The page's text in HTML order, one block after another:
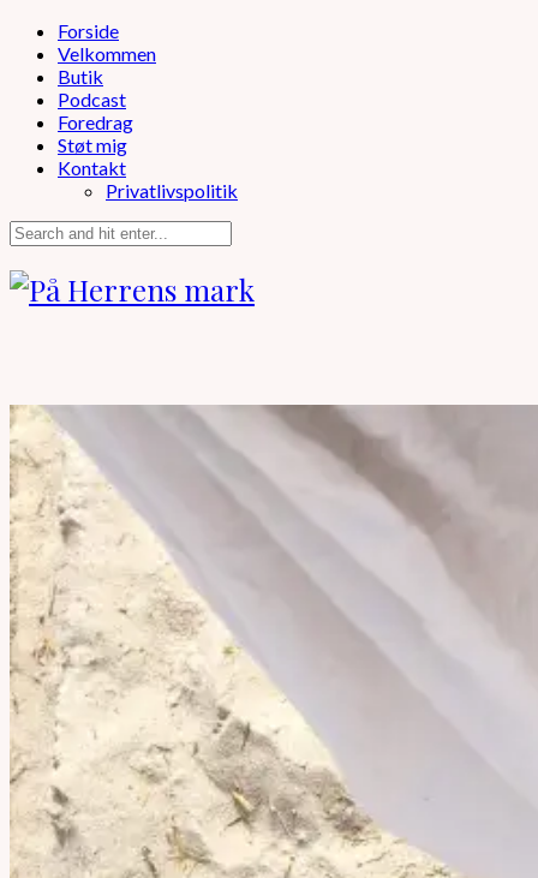
Forside
Velkommen
Butik
Podcast
Foredrag
Støt mig
Kontakt
Privatlivspolitik